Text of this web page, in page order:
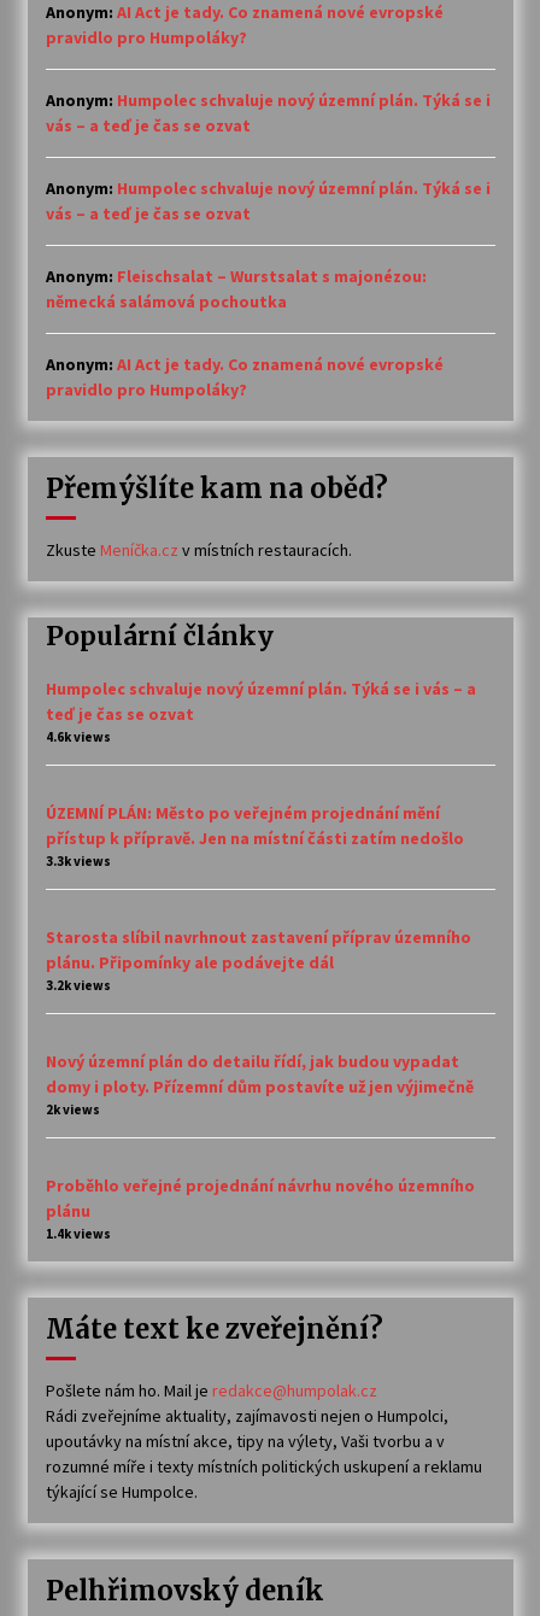
Anonym: AI Act je tady. Co znamená nové evropské
pravidlo pro Humpoláky?
Anonym: Humpolec schvaluje nový územní plán. Týká se i
vás – a teď je čas se ozvat
Anonym: Humpolec schvaluje nový územní plán. Týká se i
vás – a teď je čas se ozvat
Anonym: Fleischsalat – Wurstsalat s majonézou:
německá salámová pochoutka
Anonym: AI Act je tady. Co znamená nové evropské
pravidlo pro Humpoláky?
Přemýšlíte kam na oběd?
Zkuste Meníčka.cz v místních restauracích.
Populární články
Humpolec schvaluje nový územní plán. Týká se i vás – a
teď je čas se ozvat
4.6k views
ÚZEMNÍ PLÁN: Město po veřejném projednání mění
přístup k přípravě. Jen na místní části zatím nedošlo
3.3k views
Starosta slíbil navrhnout zastavení příprav územního
plánu. Připomínky ale podávejte dál
3.2k views
Nový územní plán do detailu řídí, jak budou vypadat
domy i ploty. Přízemní dům postavíte už jen výjimečně
2k views
Proběhlo veřejné projednání návrhu nového územního
plánu
1.4k views
Máte text ke zveřejnění?
Pošlete nám ho. Mail je redakce@humpolak.cz
Rádi zveřejníme aktuality, zajímavosti nejen o Humpolci,
upoutávky na místní akce, tipy na výlety, Vaši tvorbu a v
rozumné míře i texty místních politických uskupení a reklamu
týkající se Humpolce.
Pelhřimovský deník